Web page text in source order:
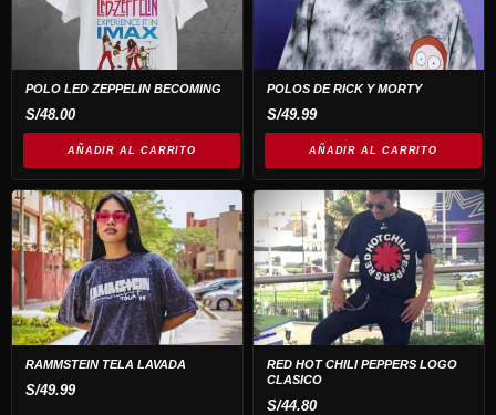
POLO LED ZEPPELIN BECOMING
S/48.00
AÑADIR AL CARRITO
POLOS DE RICK Y MORTY
S/49.99
AÑADIR AL CARRITO
RAMMSTEIN TELA LAVADA
S/49.99
RED HOT CHILI PEPPERS LOGO
CLASICO
S/44.80